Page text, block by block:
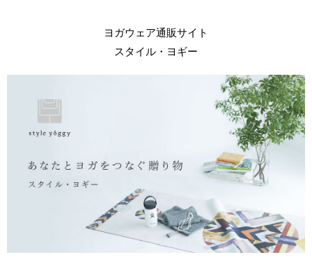
ヨガウェア通販サイト
スタイル・ヨギー